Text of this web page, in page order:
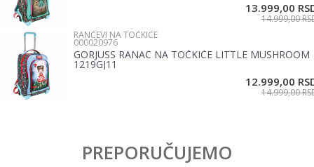
13.999,00
14.999,00
RANČEVI NA TOČKIĆE
000020976
GORJUSS RANAC NA TOČKIĆE LITTLE MUSHROOM
1219GJ11
12.999,00
14.999,00
PREPORUČUJEMO